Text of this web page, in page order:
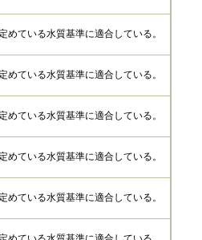
めている水質基準に適合している。
めている水質基準に適合している。
めている水質基準に適合している。
めている水質基準に適合している。
めている水質基準に適合している。